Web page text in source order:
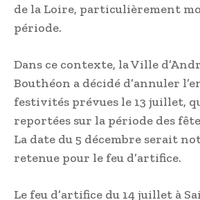
de la Loire, particulièrement
période.
Dans ce contexte, la Ville
Bouthéon a décidé d’annuler
festivités prévues le 13 juillet,
reportées sur la période des
La date du 5 décembre serait
retenue pour le feu d’artifice.
Le feu d’artifice du 14 juillet à